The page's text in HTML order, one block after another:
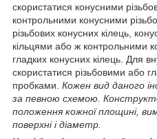
скористатися конусними
контрольними конусними
різьбових конусних кілець,
кільцями або ж контрольними
гладких конусних кілець. Для
скористатися різьбовими або
пробками. Кожен вид даного
за певною схемою.
положення кожної площині,
поверхні і діаметр.